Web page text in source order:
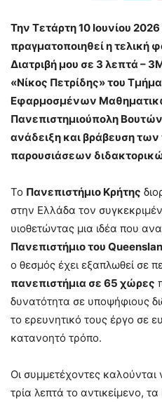
Την Τετάρτη 10 Ιουνίου
πραγματοποιηθεί η τελική
Διατριβή μου σε 3 λεπτά –
«Νίκος Πετρίδης» του
Εφαρμοσμένων
Πανεπιστημιούπολη
ανάδειξη και βράβευση
παρουσιάσεων
Το Πανεπιστήμιο Κρήτης
στην Ελλάδα τον
υιοθετώντας μια ιδέα που
Πανεπιστήμιο του
ο θεσμός έχει εξαπλωθεί σε
πανεπιστήμια σε 65 χώρες
δυνατότητα σε υποψήφιους
το ερευνητικό τους έργο σε
κατανοητό τρόπο.
Οι συμμετέχοντες
τρία λεπτά το αντικείμενο,